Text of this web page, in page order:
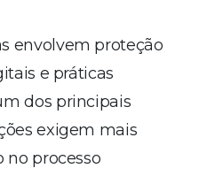
envolvem proteção
e práticas
dos principais
exigem mais
no processo